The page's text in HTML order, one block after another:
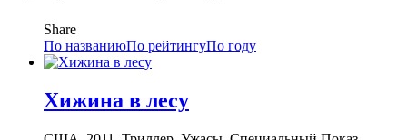
Share
По названиюПо рейтингуПо году
Хижина в лесу